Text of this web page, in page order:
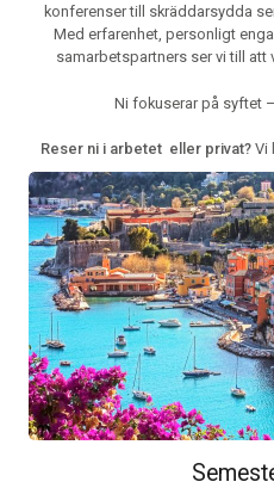
konferenser till skräddarsydda
Med erfarenhet, personligt
samarbetspartners ser vi till att
Ni fokuserar på syftet
Reser ni i arbetet eller privat?Vi